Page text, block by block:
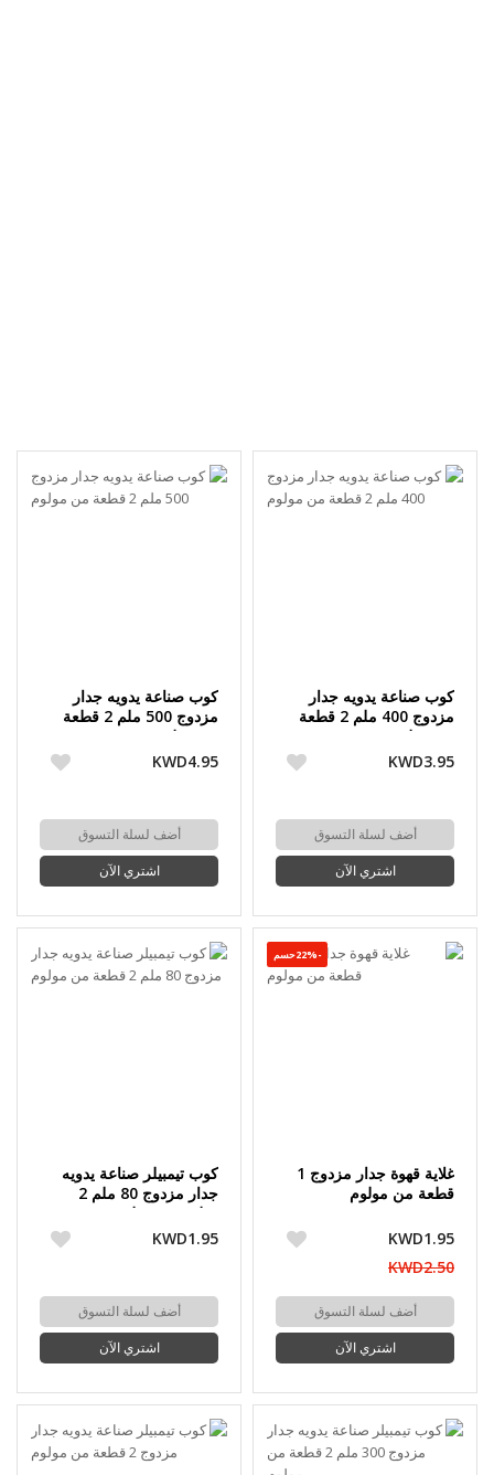
كوب صناعة يدويه جدار
مزدوج 400 ملم 2 قطعة
من مولوم
KWD3.95
أضف لسلة التسوق
اشتري الآن
كوب صناعة يدويه جدار
مزدوج 500 ملم 2 قطعة
من مولوم
KWD4.95
أضف لسلة التسوق
اشتري الآن
-22%حسم
غلاية قهوة جدار مزدوج 1
قطعة من مولوم
KWD1.95
KWD2.50
أضف لسلة التسوق
اشتري الآن
كوب تيمبيلر صناعة يدويه
جدار مزدوج 80 ملم 2
قطعة من مولوم
KWD1.95
أضف لسلة التسوق
اشتري الآن